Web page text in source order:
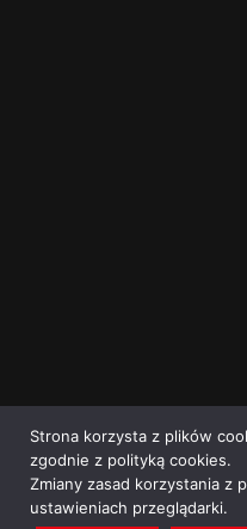
Strona korzysta z plików
zgodnie z polityką cookies.
Zmiany zasad korzystania z
ustawieniach przeglądarki.